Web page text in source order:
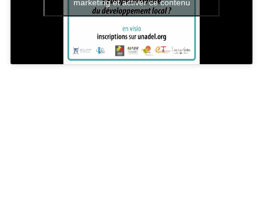
marketing et activer ce contenu